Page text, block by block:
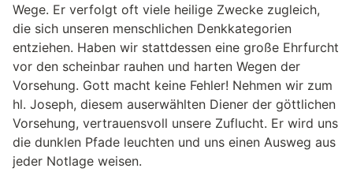
Wege. Er verfolgt oft viele heilige Zwecke zugleich,
die sich unseren menschlichen Denkkategorien
entziehen. Haben wir stattdessen eine große Ehrfurcht
vor den scheinbar rauhen und harten Wegen der
Vorsehung. Gott macht keine Fehler! Nehmen wir zum
hl. Joseph, diesem auserwählten Diener der göttlichen
Vorsehung, vertrauensvoll unsere Zuflucht. Er wird uns
die dunklen Pfade leuchten und uns einen Ausweg aus
jeder Notlage weisen.